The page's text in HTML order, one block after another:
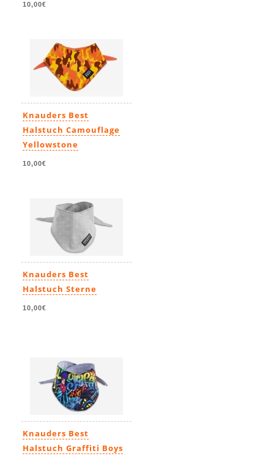
10,00€
Knauders Best
Halstuch Camouflage
Yellowstone
10,00€
Knauders Best
Halstuch Sterne
10,00€
Knauders Best
Halstuch Graffiti Boys